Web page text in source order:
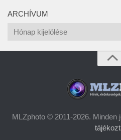
ARCHÍVUM
Archívum
MLZphoto © 2011-2026. Minden